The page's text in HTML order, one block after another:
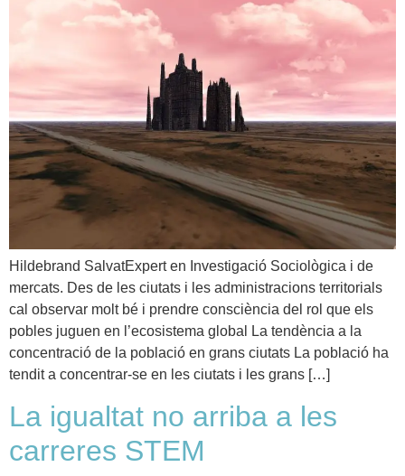
Hildebrand SalvatExpert en Investigació Sociològica i de
mercats. Des de les ciutats i les administracions territorials
cal observar molt bé i prendre consciència del rol que els
pobles juguen en l’ecosistema global La tendència a la
concentració de la població en grans ciutats La població ha
tendit a concentrar-se en les ciutats i les grans […]
La igualtat no arriba a les
carreres STEM